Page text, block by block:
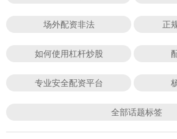
场外配资非法 正
如何使用杠杆炒股
专业安全配资平台
全部话题标签